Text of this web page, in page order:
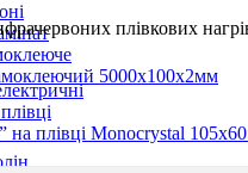
5000х100х2мм
плівкових
на плівці Monocrystal